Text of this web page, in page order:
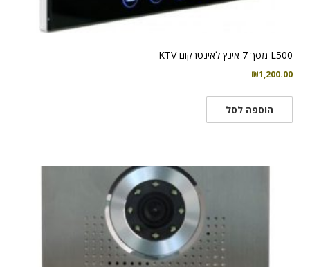
L500 מסך 7 אינץ לאינטרקום KTV
₪1,200.00
הוספה לסל